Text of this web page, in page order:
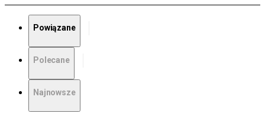
Powiązane
Polecane
Najnowsze